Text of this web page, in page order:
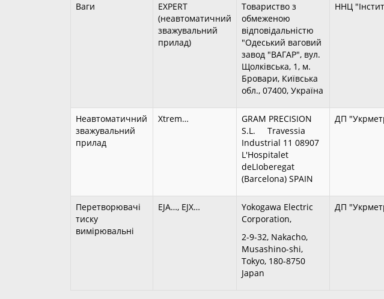
Ваги
EXPERT
(неавтоматичний
зважувальний
прилад)
Товариство з
обмеженою
відповідальністю
"Одеський ваговий
завод "ВАГАР", вул.
Щолківська, 1, м.
Бровари, Київська
обл., 07400, Україна
ННЦ
Неавтоматичний
зважувальний
прилад
Xtrem…
GRAM PRECISION
S.L. Travessia
Industrial 11 08907
L'Hospitalet
deLIoberegat
(Barcelona) SPAIN
ДП
Перетворювачі
тиску
вимірювальні
EJА…, EJХ…
Yokogawa Electric
Corporation,
2-9-32, Nakacho,
Musashino-shi,
Tokyo, 180-8750
Japan
ДП